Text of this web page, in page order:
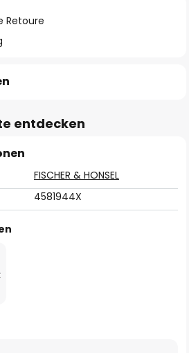
Retoure
entdecken
FISCHER & HONSEL
4581944X